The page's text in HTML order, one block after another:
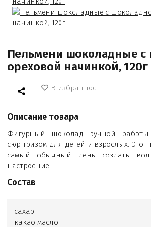
Пельмени шоколадные с
ореховой начинкой, 120г
В избранное
Описание товара
Фигурный шоколад ручной работы
сюрпризом для детей и взрослых.
самый обычный день создать
настроение!
Состав
сахар
какао масло